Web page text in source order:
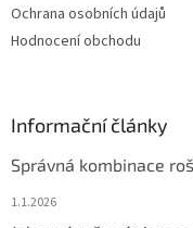
Ochrana osobních údajů
Hodnocení obchodu
Informační články
Správná kombinace
1.1.2026